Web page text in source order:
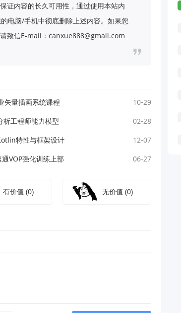
证内容的长久可用性，通过使用本站内
电脑/手机中彻底删除上述内容。如果您
致信E-mail：canxue888@gmail.com
矢量插画系统课程
10-29
析工程师能力模型
02-28
特性与框架设计
12-07
VOP强化训练上部 06-27
有价值(0) 无价值(0)